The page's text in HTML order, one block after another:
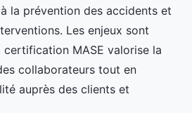
la prévention des accidents et
Les enjeux sont
MASE valorise la
collaborateurs tout en
auprès des clients et